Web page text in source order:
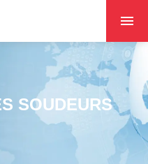
À PROPOS DE
PRODUITS
LES PROJETS
LES NOUVELLES
SOUDEURS